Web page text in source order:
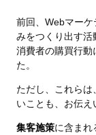
前回、Webマー
みをつくり出す活
消費者の購買行動
た。
ただし、これら
いことも、お伝え
集客施策に含まれ